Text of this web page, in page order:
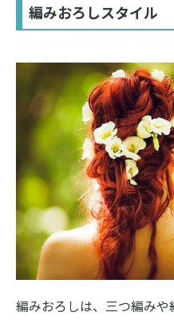
編みおろしスタイル
編みおろしは、三つ編み